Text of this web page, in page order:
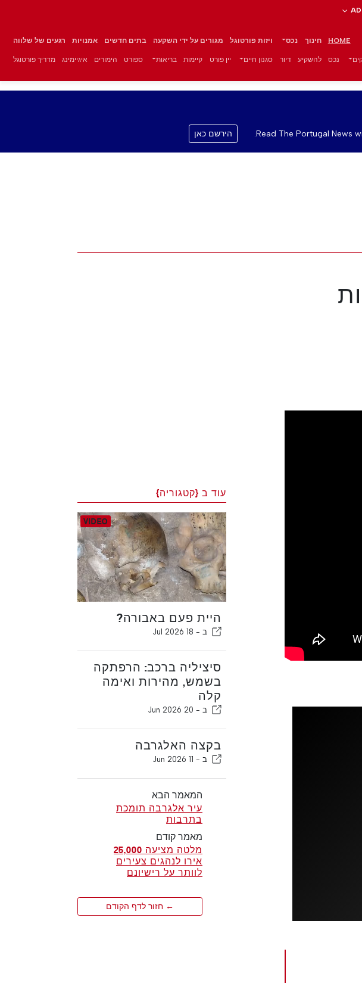
HOME חינוך נכס ויזות פורטוגל מגורים על ידי השקעה בתים חדשים אמנויות רגעים של שלווה
נכס להשקיע דיור סגנון חיים יין פורט קיימות בריאות ספורט הימורים איגיימינג מדריך פורטוגל
Read The Portugal News הירשם כאן
עוד ב {קטגוריה}
היית פעם באבורה?
ב - 18 Jul 2026
סיציליה ברכב: הרפתקה
בשמש, מהירות ואימה
קלה
ב - 20 Jun 2026
בקצה האלגרבה
ב - 11 Jun 2026
המאמר הבא
עיר אלגרבה תומכת
בתרבות
מאמר קודם
מלטה מציעה 25,000
אירו לנהגים צעירים
לוותר על רישיונם
← חזור לדף הקודם